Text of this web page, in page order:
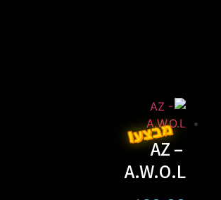
מבצע!
AZ –
A.W.O.L